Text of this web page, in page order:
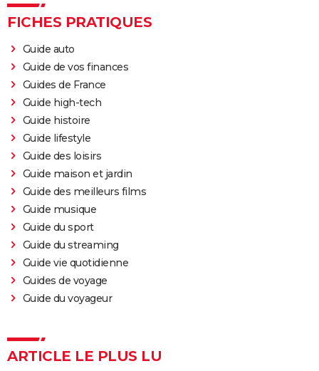
FICHES PRATIQUES
Guide auto
Guide de vos finances
Guides de France
Guide high-tech
Guide histoire
Guide lifestyle
Guide des loisirs
Guide maison et jardin
Guide des meilleurs films
Guide musique
Guide du sport
Guide du streaming
Guide vie quotidienne
Guides de voyage
Guide du voyageur
ARTICLE LE PLUS LU